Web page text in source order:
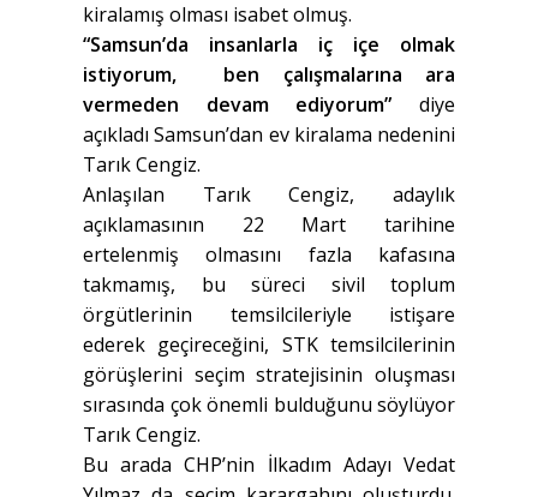
kiralamış olması isabet olmuş.
“Samsun’da insanlarla iç içe olmak
istiyorum, ben çalışmalarına ara
vermeden devam ediyorum” diye
açıkladı Samsun’dan ev kiralama nedenini
Tarık Cengiz.
Anlaşılan Tarık Cengiz, adaylık
açıklamasının 22 Mart tarihine
ertelenmiş olmasını fazla kafasına
takmamış, bu süreci sivil toplum
örgütlerinin temsilcileriyle istişare
ederek geçireceğini, STK temsilcilerinin
görüşlerini seçim stratejisinin oluşması
sırasında çok önemli bulduğunu söylüyor
Tarık Cengiz.
Bu arada CHP’nin İlkadım Adayı Vedat